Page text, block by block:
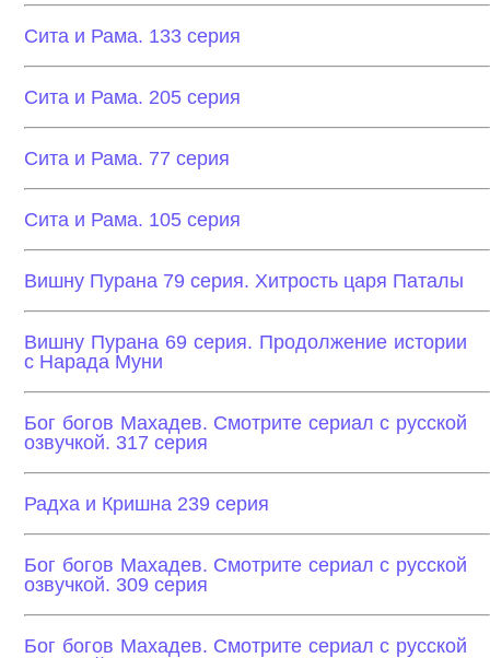
Сита и Рама. 133 серия
Сита и Рама. 205 серия
Сита и Рама. 77 серия
Сита и Рама. 105 серия
Вишну Пурана 79 серия. Хитрость царя Паталы
Вишну Пурана 69 серия. Продолжение истории
с Нарада Муни
Бог богов Махадев. Смотрите сериал с русской
озвучкой. 317 серия
Радха и Кришна 239 серия
Бог богов Махадев. Смотрите сериал с русской
озвучкой. 309 серия
Бог богов Махадев. Смотрите сериал с русской